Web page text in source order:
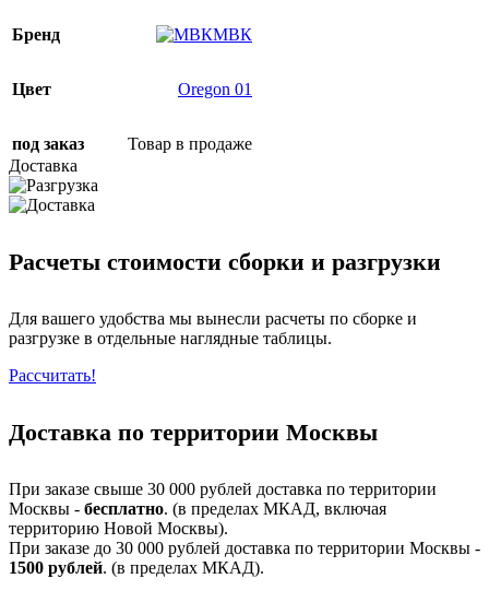
Бренд МВК
Цвет Oregon 01
под заказ
Товар в продаже
Доставка
Расчеты стоимости сборки и разгрузки
Для вашего удобства мы вынесли расчеты по сборке и
разгрузке в отдельные наглядные таблицы.
Рассчитать!
Доставка по территории Москвы
При заказе свыше 30 000 рублей доставка по территории
Москвы - бесплатно. (в пределах МКАД, включая
территорию Новой Москвы).
При заказе до 30 000 рублей доставка по территории Москвы -
1500 рублей. (в пределах МКАД).